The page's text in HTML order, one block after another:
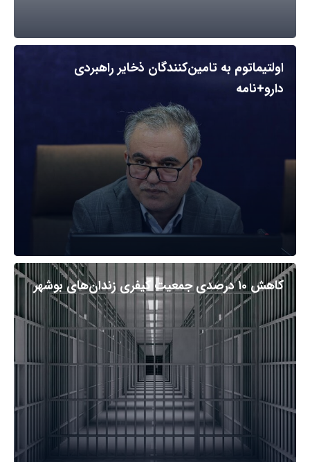
اولتیماتوم به تامین‌کنندگان ذخایر راهبردی
دارو+نامه
کاهش ۱۰ درصدی جمعیت کیفری زندان‌های بوشهر